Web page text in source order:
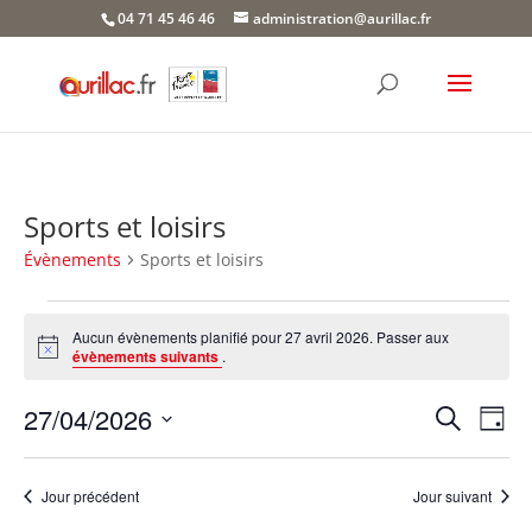
04 71 45 46 46 administration@aurillac.fr
Sports et loisirs
Évènements Sports et loisirs
Évènements
for
avril
2026
Notice
Aucun évènements planifié pour 27 avril 2026. Passer aux
évènements suivants .
et
de
Recherche
de
Jour
27/04/2026
date.Jour précédent Jour suivant